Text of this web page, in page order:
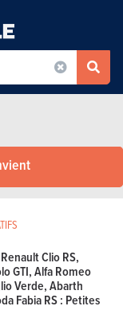
Clio RS,
GTI, Alfa Romeo
Verde, Abarth
Fabia RS : Petites